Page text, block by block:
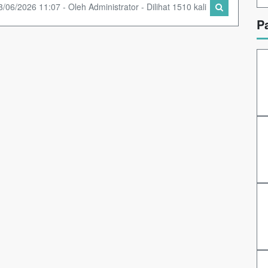
06/2026 11:07 - Oleh Administrator - Dilihat 1510 kali